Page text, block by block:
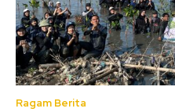
Ragam Berita